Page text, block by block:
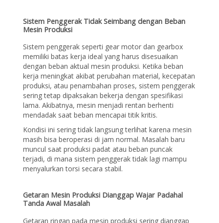
Sistem Penggerak Tidak Seimbang dengan Beban
Mesin Produksi
Sistem penggerak seperti gear motor dan gearbox
memiliki batas kerja ideal yang harus disesuaikan
dengan beban aktual mesin produksi. Ketika beban
kerja meningkat akibat perubahan material, kecepatan
produksi, atau penambahan proses, sistem penggerak
sering tetap dipaksakan bekerja dengan spesifikasi
lama. Akibatnya, mesin menjadi rentan berhenti
mendadak saat beban mencapai titik kritis.
Kondisi ini sering tidak langsung terlihat karena mesin
masih bisa beroperasi di jam normal. Masalah baru
muncul saat produksi padat atau beban puncak
terjadi, di mana sistem penggerak tidak lagi mampu
menyalurkan torsi secara stabil.
Getaran Mesin Produksi Dianggap Wajar Padahal
Tanda Awal Masalah
Getaran ringan pada mesin produksi sering dianggap